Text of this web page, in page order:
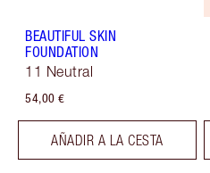
BEAUTIFUL SKIN
FOUNDATION
11 Neutral
54,00 €
AÑADIR A LA CESTA